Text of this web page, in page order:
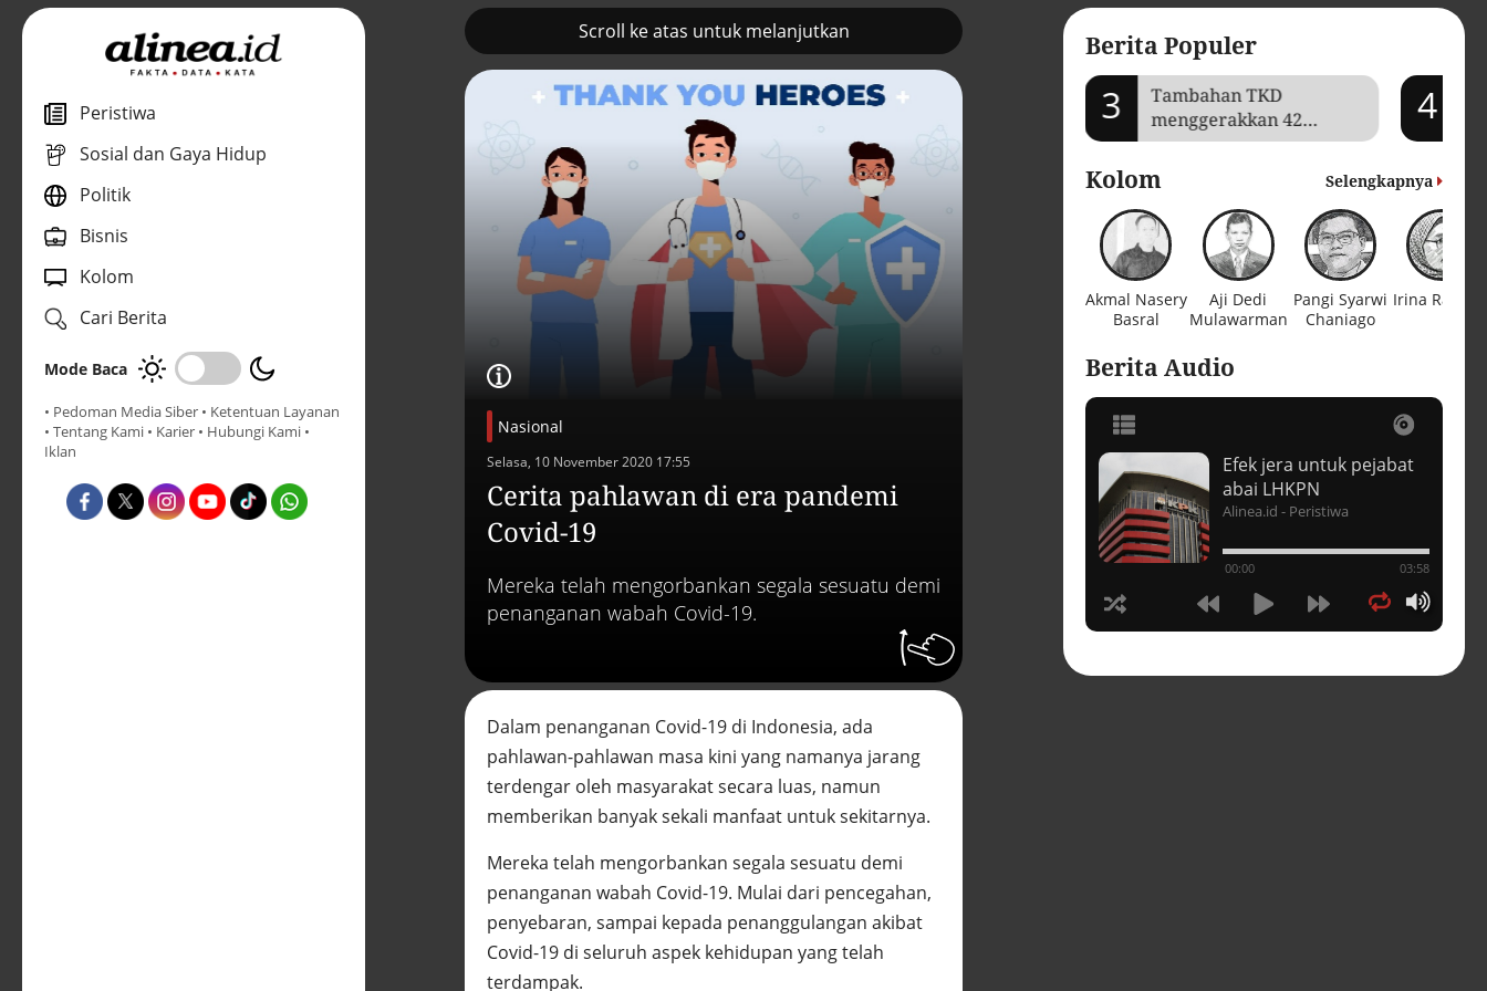
Peristiwa
Sosial dan Gaya Hidup
Politik
Bisnis
Kolom
Cari Berita
Mode Baca
• Pedoman Media Siber • Ketentuan Layanan
• Tentang Kami • Karier • Hubungi Kami •
Iklan
Scroll ke atas untuk melanjutkan
Nasional
Selasa, 10 November 2020 17:55
Cerita pahlawan di era pandemi
Covid-19
Mereka telah mengorbankan segala sesuatu demi
penanganan wabah Covid-19.
Dalam penanganan Covid-19 di Indonesia, ada
pahlawan-pahlawan masa kini yang namanya jarang
terdengar oleh masyarakat secara luas, namun
memberikan banyak sekali manfaat untuk sekitarnya.
Mereka telah mengorbankan segala sesuatu demi
penanganan wabah Covid-19. Mulai dari pencegahan,
penyebaran, sampai kepada penanggulangan akibat
Covid-19 di seluruh aspek kehidupan yang telah
terdampak.
Berita Populer
Prancis kerahkan kapal
induk nuklir untuk misi
Selat Hormuz
2
Pemulihan ekonomi Aceh
3
Tambahan TKD
menggerakkan 42
kegiatan di
4
Kolom Selengkapnya
Akmal Nasery
Basral
Aji Dedi
Mulawarman
Pangi Syarwi
Chaniago
Irina
Berita Audio
abai LHKPN
ditemukan di arsip rahasia
Alinea.id - Peristiwa
Akar persoalan
berulangnya kekerasan
terhadap PMI di Malaysia
Alinea.id - Peristiwa
DPR minta penerbitan
sertifikat pagar laut
diproses hukum
Alinea.id - Peristiwa
Mungkinkah duet Anies-
Ahok terealisasi di Pilpres
2029?
Efek jera untuk pejabat
abai LHKPN
Alinea.id - Peristiwa
00:00 03:58